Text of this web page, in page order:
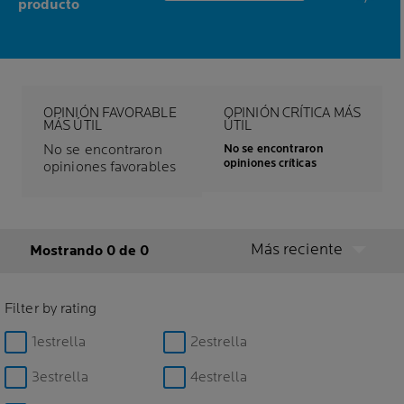
producto
OPINIÓN FAVORABLE
MÁS ÚTIL
No se encontraron
opiniones favorables
OPINIÓN CRÍTICA MÁS
ÚTIL
No se encontraron
opiniones críticas
Mostrando 0 de 0 Más reciente
Filter by rating
1estrella
2estrella
3estrella 4estrella